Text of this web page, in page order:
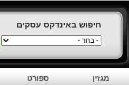
חיפוש באינדקס עסקים
מגזין ספורט